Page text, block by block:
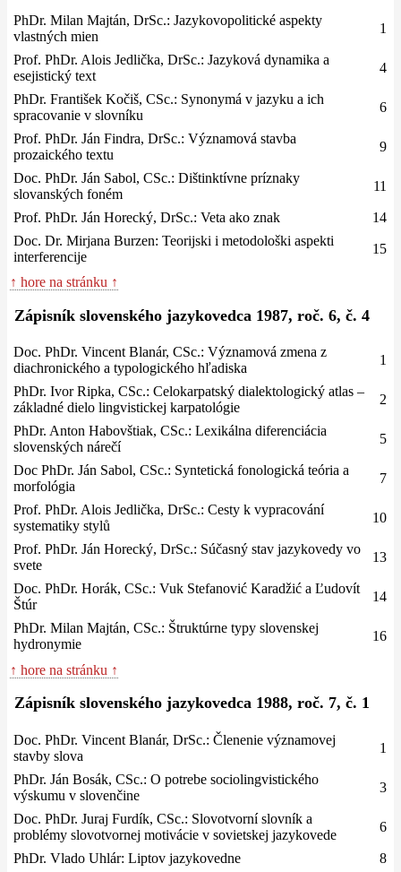
PhDr. Milan Majtán, DrSc.: Jazykovopolitické aspekty
vlastných mien
1
Prof. PhDr. Alois Jedlička, DrSc.: Jazyková dynamika a
esejistický text
4
PhDr. František Kočiš, CSc.: Synonymá v jazyku a ich
spracovanie v slovníku
6
Prof. PhDr. Ján Findra, DrSc.: Významová stavba
prozaického textu
9
Doc. PhDr. Ján Sabol, CSc.: Dištinktívne príznaky
slovanských foném
11
Prof. PhDr. Ján Horecký, DrSc.: Veta ako znak
14
Doc. Dr. Mirjana Burzen: Teorijski i metodološki aspekti
interferencije
15
↑ hore na stránku ↑
Zápisník slovenského jazykovedca 1987, roč. 6, č. 4
Doc. PhDr. Vincent Blanár, CSc.: Významová zmena z
diachronického a typologického hľadiska
1
PhDr. Ivor Ripka, CSc.: Celokarpatský dialektologický atlas –
základné dielo lingvistickej karpatológie
2
PhDr. Anton Habovštiak, CSc.: Lexikálna diferenciácia
slovenských nárečí
5
Doc PhDr. Ján Sabol, CSc.: Syntetická fonologická teória a
morfológia
7
Prof. PhDr. Alois Jedlička, DrSc.: Cesty k vypracování
systematiky stylů
10
Prof. PhDr. Ján Horecký, DrSc.: Súčasný stav jazykovedy vo
svete
13
Doc. PhDr. Horák, CSc.: Vuk Stefanović Karadžić a Ľudovít
Štúr
14
PhDr. Milan Majtán, CSc.: Štruktúrne typy slovenskej
hydronymie
16
↑ hore na stránku ↑
Zápisník slovenského jazykovedca 1988, roč. 7, č. 1
Doc. PhDr. Vincent Blanár, DrSc.: Členenie významovej
stavby slova
1
PhDr. Ján Bosák, CSc.: O potrebe sociolingvistického
výskumu v slovenčine
3
Doc. PhDr. Juraj Furdík, CSc.: Slovotvorní slovník a
problémy slovotvornej motivácie v sovietskej jazykovede
6
PhDr. Vlado Uhlár: Liptov jazykovedne
8